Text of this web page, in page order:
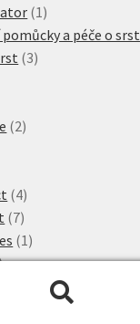
1 1
produkt
pomůcky a péče o srst
33
22
44
produkty
77
produktů
1 1
produkt
produkty
s hrubými zrny